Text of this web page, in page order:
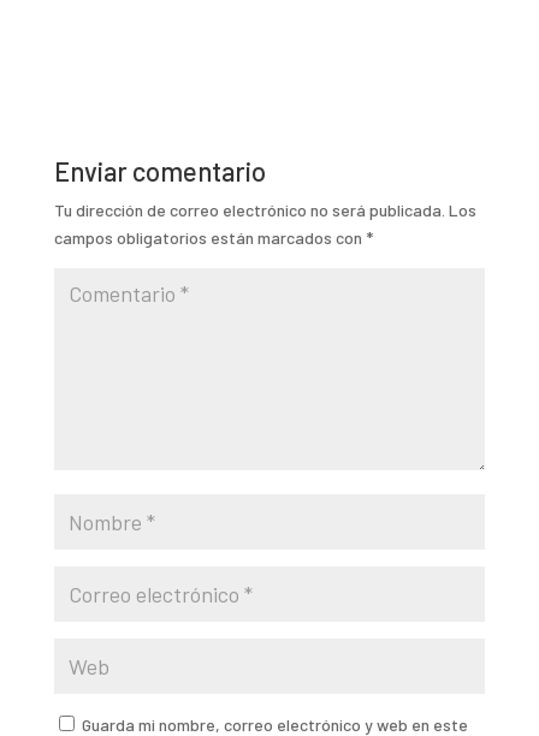
Enviar comentario
Tu dirección de correo electrónico no será publicada. Los
campos obligatorios están marcados con *
Guarda mi nombre, correo electrónico y web en este